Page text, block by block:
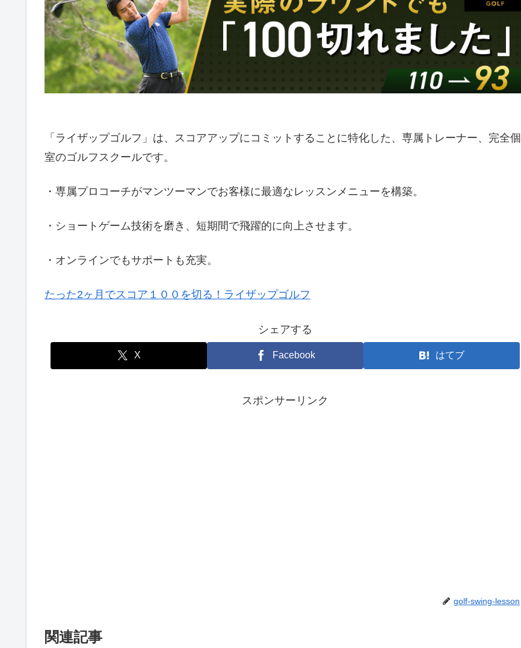
「ライザップゴルフ」は、スコアアップにコミットすることに特化した、専属トレーナー、完全個
室のゴルフスクールです。
・専属プロコーチがマンツーマンでお客様に最適なレッスンメニューを構築。
・ショートゲーム技術を磨き、短期間で飛躍的に向上させます。
・オンラインでもサポートも充実。
たった2ヶ月でスコア１００を切る！ライザップゴルフ
シェアする
X Facebook はてブ
スポンサーリンク
golf-swing-lesson
関連記事